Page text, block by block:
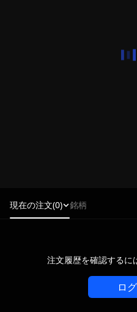
現在の注文(0) 銘柄
注文履歴を確認するに
ロ